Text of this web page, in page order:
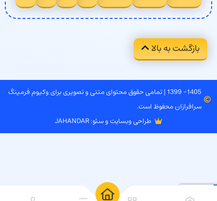
بازگشت به بالا
1405- 1399 | تمامی حقوق محتوای متنی و تصویری برای وکیوم فرمینگ
سرافرازان محفوظ است.
طراحی وبسایت و سئو: JAHANDAR